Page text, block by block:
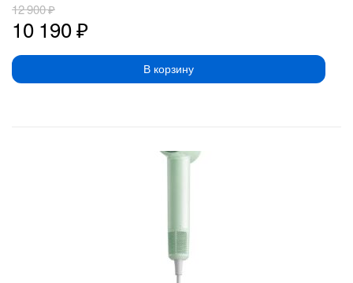
10 190₽
12 900₽
В корзину